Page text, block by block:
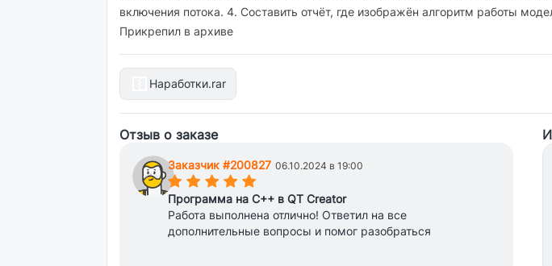
включения потока. 4. Составить отчёт, где изображён алгоритм работы
Прикрепил в архиве
Наработки.rar
Отзыв о заказе
Заказчик #200827 06.10.2024 в 19:00
(*)(*)(*)(*)(*)
Программа на С++ в QT Creator
Работа выполнена отлично! Ответил на все
дополнительные вопросы и помог разобраться